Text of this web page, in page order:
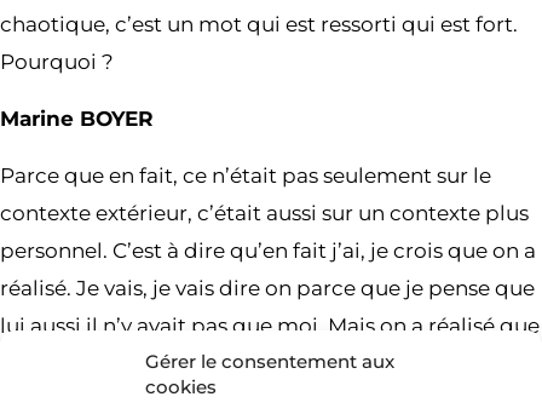
Gérer le consentement aux
cookies
chaotique, c’est un mot qui est ressorti qui est fort.
Pourquoi ?
Marine BOYER
Parce que en fait, ce n’était pas seulement sur le
contexte extérieur, c’était aussi sur un contexte plus
personnel. C’est à dire qu’en fait j’ai, je crois que on a
réalisé. Je vais, je vais dire on parce que je pense que
lui aussi il n’y avait pas que moi. Mais on a réalisé que
c’était vraiment le parcours du combattant, mais
pas seulement administratif, c’était aussi un